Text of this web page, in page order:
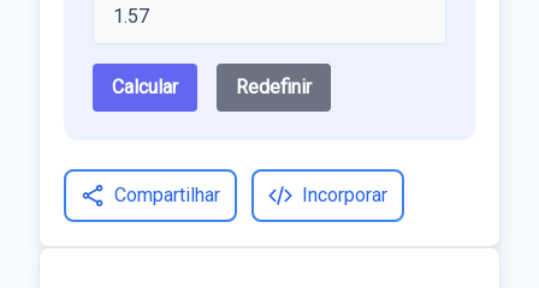
Calcular Redefinir
Compartilhar Incorporar